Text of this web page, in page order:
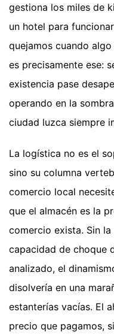
gestiona los miles de
un hotel para
quejamos cuando
es precisamente ese:
existencia pase
operando en la
ciudad luzca siempre
La logística no es el
sino su columna
comercio local
que el almacén es la
comercio exista. Sin
capacidad de choque
analizado, el
disolvería en una
estanterías vacías. El
precio que pagamos,